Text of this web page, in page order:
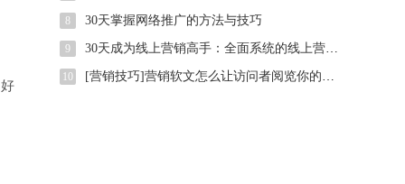
8 30天掌握网络推广的方法与技巧
9 30天成为线上营销高手：全面系统的线上营销培训
10 [营销技巧]营销软文怎么让访问者阅览你的整篇文案